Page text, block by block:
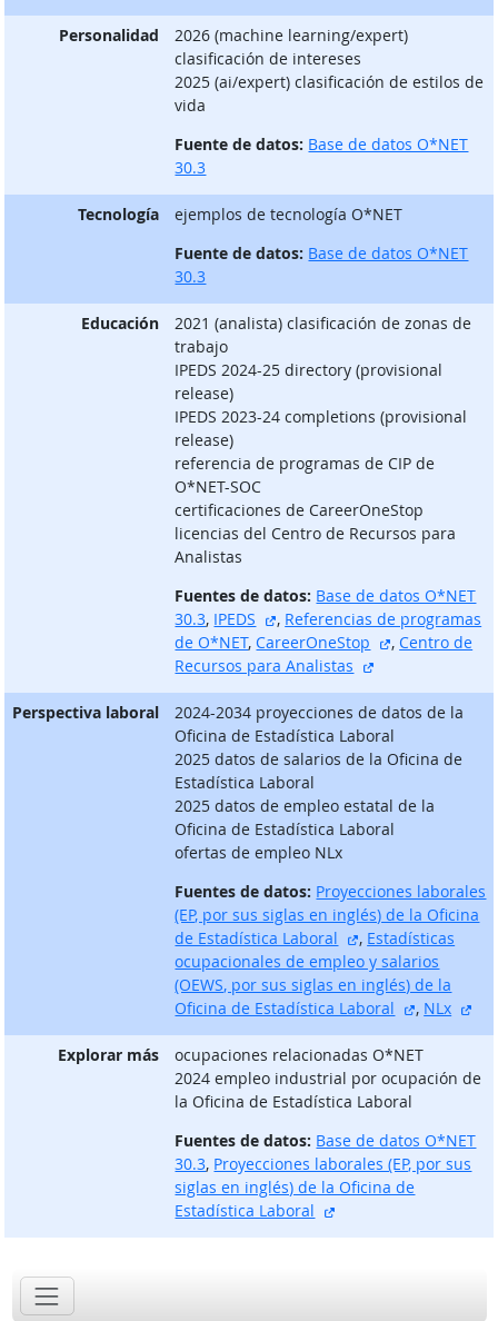
Personalidad
2026 (machine learning/expert)
clasificación de intereses
2025 (ai/expert) clasificación de estilos de
vida
Fuente de datos: Base de datos O*NET
30.3
Tecnología
ejemplos de tecnología O*NET
Fuente de datos: Base de datos O*NET
30.3
Educación
2021 (analista) clasificación de zonas de
trabajo
IPEDS 2024-25 directory (provisional
release)
IPEDS 2023-24 completions (provisional
release)
referencia de programas de CIP de
O*NET-SOC
certificaciones de CareerOneStop
licencias del Centro de Recursos para
Analistas
Fuentes de datos: Base de datos O*NET
30.3, IPEDS sitio externo
, Referencias de programas
de O*NET,CareerOneStop sitio externo
,Centro de
Recursos para Analistas
Perspectiva laboral
2024-2034 proyecciones de datos de la
Oficina de Estadística Laboral
2025 datos de salarios de la Oficina de
Estadística Laboral
2025 datos de empleo estatal de la
Oficina de Estadística Laboral
ofertas de empleo NLx
Fuentes de datos: Proyecciones laborales
(EP, por sus siglas en inglés) de la Oficina
de Estadística Laboral
sitio externo
, Estadísticas
ocupacionales de empleo y salarios
(OEWS, por sus siglas en inglés) de la
Oficina de Estadística Laboral
sitio
, NLx
Explorar más
ocupaciones relacionadas O*NET
2024 empleo industrial por ocupación de
la Oficina de Estadística Laboral
Fuentes de datos: Base de datos O*NET
30.3, Proyecciones laborales (EP, por sus
siglas en inglés) de la Oficina de
Estadística Laboral